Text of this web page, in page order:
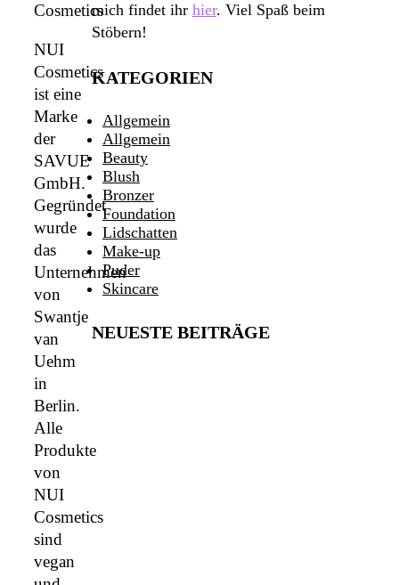
Cosmetics
NUI
Cosmetics
ist eine
Marke
der
SAVUE
GmbH.
Gegründet
wurde
das
Unternehmen
von
Swantje
van
Uehm
in
Berlin.
Alle
Produkte
von
NUI
Cosmetics
sind
vegan
mich findet ihr hier. Viel Spaß beim
Stöbern!
KATEGORIEN
Allgemein
Allgemein
Beauty
Blush
Bronzer
Foundation
Lidschatten
Make-up
Puder
Skincare
NEUESTE BEITRÄGE